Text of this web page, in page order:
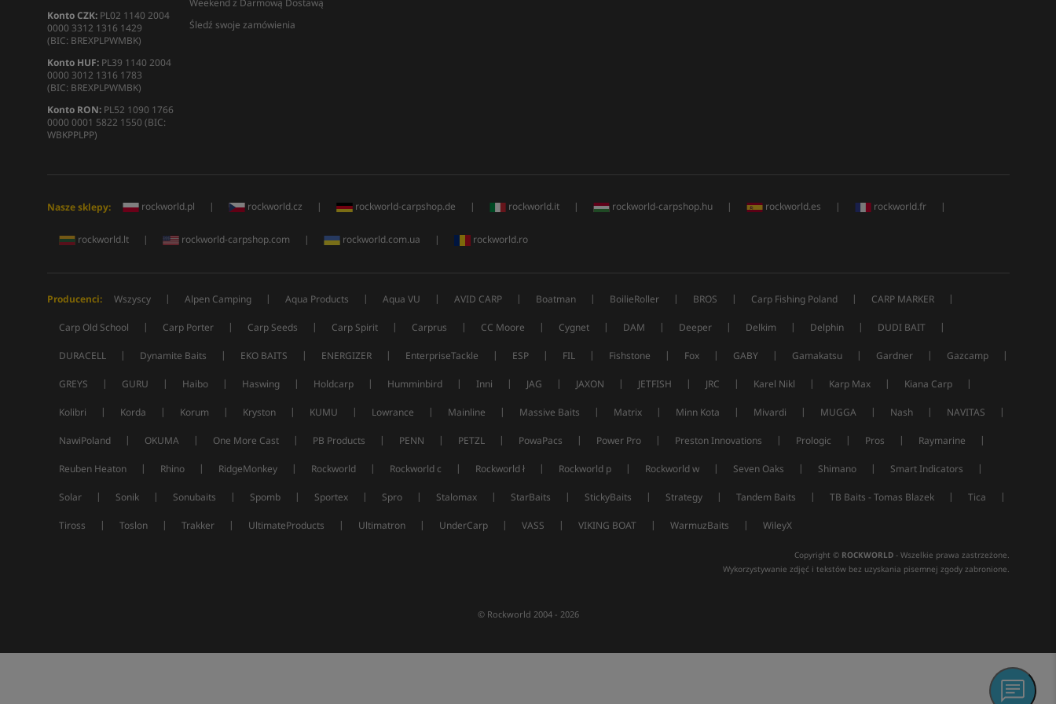
Konto CZK:PL02 1140 2004
0000 3312 1316 1429
(BIC: BREXPLPWMBK)
Konto HUF:PL39 1140 2004
0000 3012 1316 1783
(BIC: BREXPLPWMBK)
Konto RON:PL52 1090 1766
0000 0001 5822 1550 (BIC:
WBKPPLPP)
Weekend z Darmową Dostawą
Śledź swoje zamówienia
Nasze sklepy: rockworld.pl | rockworld.cz | rockworld-carpshop.de | rockworld.it | rockworld-carpshop.hu | rockworld.es | rockworld.fr |
rockworld.lt | rockworld-carpshop.com | rockworld.com.ua | rockworld.ro
Producenci: Wszyscy | Alpen Camping | Aqua Products | Aqua VU | AVID CARP | Boatman | BoilieRoller | BROS | Carp Fishing Poland | CARP MARKER |
Carp Old School | Carp Porter | Carp Seeds | Carp Spirit | Carprus | CC Moore | Cygnet | DAM | Deeper | Delkim | Delphin | DUDI BAIT |
DURACELL | Dynamite Baits | EKO BAITS | ENERGIZER | EnterpriseTackle | ESP | FIL | Fishstone | Fox | GABY | Gamakatsu | Gardner | Gazcamp |
GREYS | GURU | Haibo | Haswing | Holdcarp | Humminbird | Inni | JAG | JAXON | JETFISH | JRC | Karel Nikl | Karp Max | Kiana Carp |
Kolibri | Korda | Korum | Kryston | KUMU | Lowrance | Mainline | Massive Baits | Matrix | Minn Kota | Mivardi | MUGGA | Nash | NAVITAS |
NawiPoland | OKUMA | One More Cast | PB Products | PENN | PETZL | PowaPacs | Power Pro | Preston Innovations | Prologic | Pros | Raymarine |
Reuben Heaton | Rhino | RidgeMonkey | Rockworld | Rockworld c | Rockworld ł | Rockworld p | Rockworld w | Seven Oaks | Shimano | Smart Indicators |
Solar | Sonik | Sonubaits | Spomb | Sportex | Spro | Stalomax | StarBaits | StickyBaits | Strategy | Tandem Baits | TB Baits - Tomas Blazek | Tica |
Tiross | Toslon | Trakker | UltimateProducts | Ultimatron | UnderCarp | VASS | VIKING BOAT | WarmuzBaits | WileyX
Copyright © ROCKWORLD- Wszelkie prawa zastrzeżone.
Wykorzystywanie zdjęć i tekstów bez uzyskania pisemnej zgody zabronione.
© Rockworld 2004 - 2026